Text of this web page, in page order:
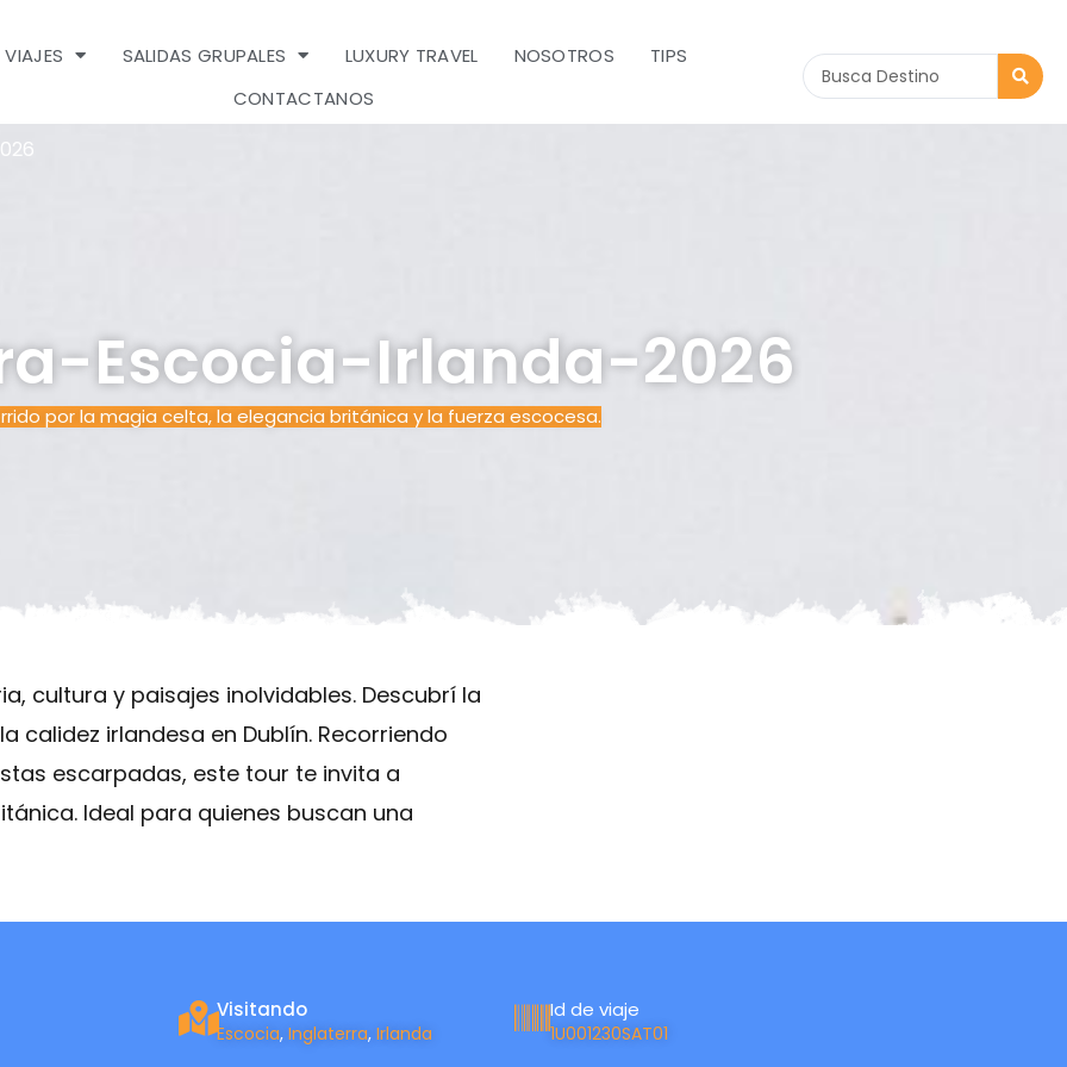
SALIDAS GRUPALES LUXURY TRAVEL NOSOTROS
TIPS
CONTACTANOS
Search
...
Escocia-Irlanda-2026
por la magia celta, la elegancia británica y la fuerza escocesa.
cultura y paisajes inolvidables. Descubrí la
calidez irlandesa en Dublín. Recorriendo
escarpadas, este tour te invita a
Ideal para quienes buscan una
Visitando
Escocia, Inglaterra, Irlanda
Id de viaje
1U001230SAT01